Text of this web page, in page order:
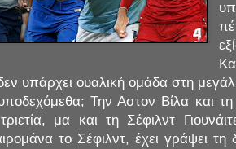
υπάρχει ουαλική ομάδα στη
Την Αστον Βίλα και τη
μα και τη Σέφιλντ
το Σέφιλντ, έχει γράψει τη